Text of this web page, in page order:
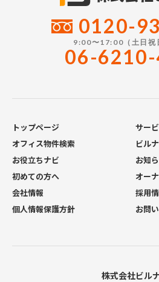
0120-
9:00〜17:00（土日祝
06-
トップページ
サー
オフィス物件検索
ビル
お役立ちナビ
お知
初めての方へ
オー
会社情報
採用
個人情報保護方針
お問
株式会社ビル